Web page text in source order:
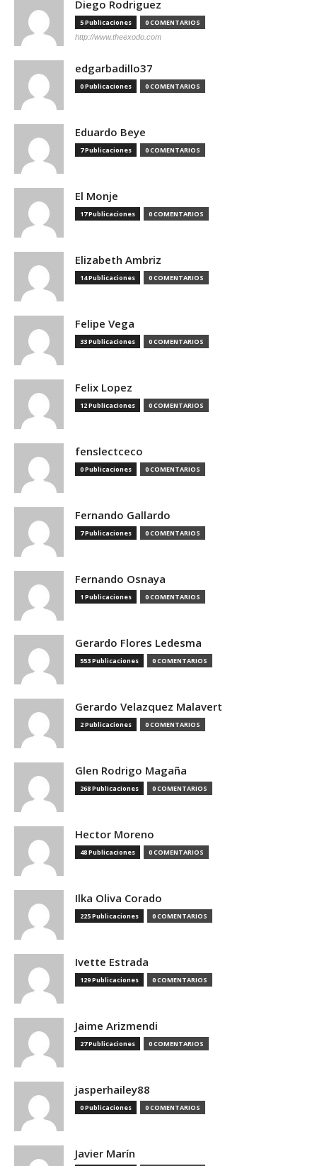
Diego Rodriguez
5 Publicaciones 0 COMENTARIOS
http://www.theexodo.com
edgarbadillo37
0 Publicaciones 0 COMENTARIOS
Eduardo Beye
7 Publicaciones 0 COMENTARIOS
El Monje
17 Publicaciones 0 COMENTARIOS
Elizabeth Ambriz
14 Publicaciones 0 COMENTARIOS
Felipe Vega
33 Publicaciones 0 COMENTARIOS
Felix Lopez
12 Publicaciones 0 COMENTARIOS
fenslectceco
0 Publicaciones 0 COMENTARIOS
Fernando Gallardo
7 Publicaciones 0 COMENTARIOS
Fernando Osnaya
1 Publicaciones 0 COMENTARIOS
Gerardo Flores Ledesma
553 Publicaciones 0 COMENTARIOS
Gerardo Velazquez Malavert
2 Publicaciones 0 COMENTARIOS
Glen Rodrigo Magaña
268 Publicaciones 0 COMENTARIOS
Hector Moreno
48 Publicaciones 0 COMENTARIOS
Ilka Oliva Corado
225 Publicaciones 0 COMENTARIOS
Ivette Estrada
129 Publicaciones 0 COMENTARIOS
Jaime Arizmendi
27 Publicaciones 0 COMENTARIOS
jasperhailey88
0 Publicaciones 0 COMENTARIOS
Javier Marín